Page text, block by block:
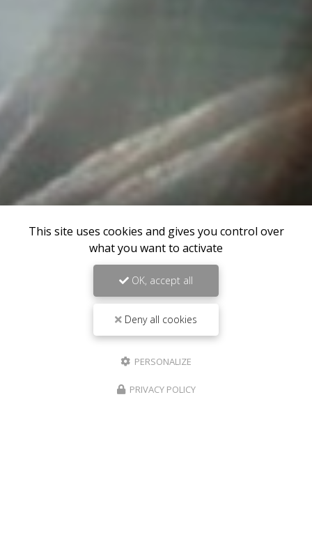
This site uses cookies and gives you control over
what you want to activate
OK, accept all
Deny all cookies
PERSONALIZE
PRIVACY POLICY